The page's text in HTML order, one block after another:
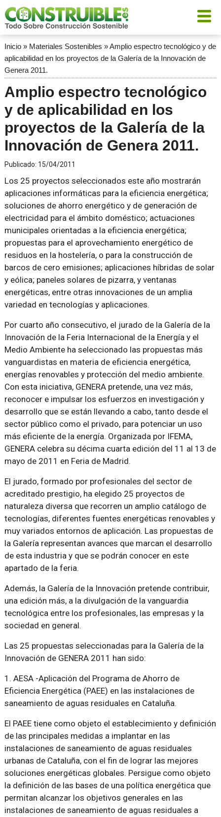
Inicio» Materiales Sostenibles »Amplio espectro tecnológico y de
aplicabilidad en los proyectos de la Galería de la Innovación de
Genera 2011.
Amplio espectro tecnológico
y de aplicabilidad en los
proyectos de la Galería de la
Innovación de Genera 2011.
Publicado: 15/04/2011
Los 25 proyectos seleccionados este año mostrarán
aplicaciones informáticas para la eficiencia energética;
soluciones de ahorro energético y de generación de
electricidad para el ámbito doméstico; actuaciones
municipales orientadas a la eficiencia energética;
propuestas para el aprovechamiento energético de
residuos en la hostelería, o para la construcción de
barcos de cero emisiones; aplicaciones híbridas de solar
y eólica; paneles solares de pizarra, y ventanas
energéticas, entre otras innovaciones de un amplia
variedad en tecnologías y aplicaciones.
Por cuarto año consecutivo, el jurado de la Galería de la
Innovación de la Feria Internacional de la Energía y el
Medio Ambiente ha seleccionado las propuestas más
vanguardistas en materia de eficiencia energética,
energías renovables y protección del medio ambiente.
Con esta iniciativa, GENERA pretende, una vez más,
reconocer e impulsar los esfuerzos en investigación y
desarrollo que se están llevando a cabo, tanto desde el
sector público como el privado, para potenciar un uso
más eficiente de la energía. Organizada por IFEMA,
GENERA celebra su décima cuarta edición del 11 al 13 de
mayo de 2011 en Feria de Madrid.
El jurado, formado por profesionales del sector de
acreditado prestigio, ha elegido 25 proyectos de
naturaleza diversa que recorren un amplio catálogo de
tecnologías, diferentes fuentes energéticas renovables y
muy variados entornos de aplicación. Las propuestas de
la Galería representan avances que marcan el desarrollo
de esta industria y que se podrán conocer en este
apartado de la feria.
Además, la Galería de la Innovación pretende contribuir,
una edición más, a la divulgación de la vanguardia
tecnológica entre los profesionales, las empresas y la
sociedad en general.
Las 25 propuestas seleccionadas para la Galería de la
Innovación de GENERA 2011 han sido:
1. AESA -Aplicación del Programa de Ahorro de
Eficiencia Energética (PAEE) en las instalaciones de
saneamiento de aguas residuales en Cataluña.
El PAEE tiene como objeto el establecimiento y definición
de las principales medidas a implantar en las
instalaciones de saneamiento de aguas residuales
urbanas de Cataluña, con el fin de lograr las mejores
soluciones energéticas globales. Persigue como objeto
la definición de las bases de una política energética que
permitan alcanzar los objetivos generales en las
instalaciones de saneamiento de aguas residuales a